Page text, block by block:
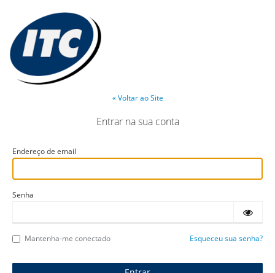
« Voltar ao Site
Entrar na sua conta
Endereço de email
Senha
Mantenha-me conectado Esqueceu sua senha?